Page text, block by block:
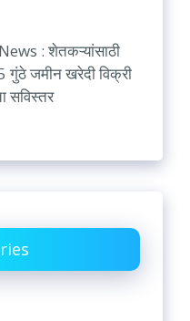
: शेतकऱ्यांसाठी
जमीन खरेदी विक्री
सविस्तर